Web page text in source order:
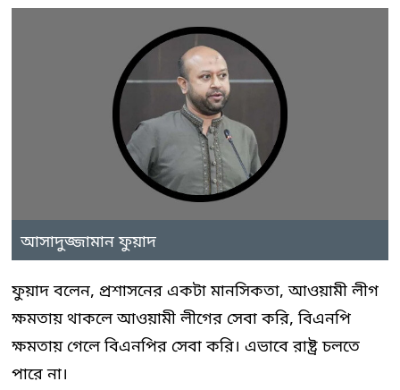
আসাদুজ্জামান ফুয়াদ
ফুয়াদ বলেন, প্রশাসনের একটা মানসিকতা, আওয়ামী লীগ
ক্ষমতায় থাকলে আওয়ামী লীগের সেবা করি, বিএনপি
ক্ষমতায় গেলে বিএনপির সেবা করি। এভাবে রাষ্ট্র চলতে
পারে না।